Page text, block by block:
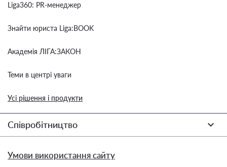
Liga360: PR-менеджер
Знайти юриста Liga:BOOK
Академія ЛІГА:ЗАКОН
Теми в центрі уваги
Усі рішення і продукти
Співробітництво
Умови використання сайту